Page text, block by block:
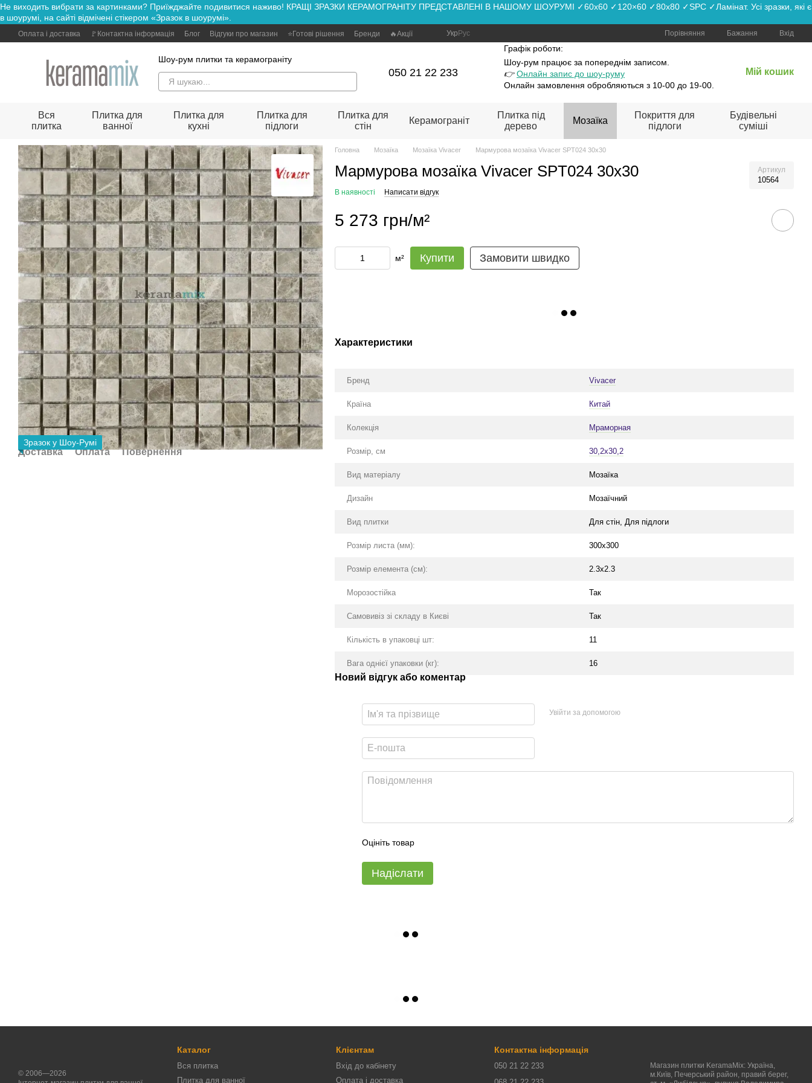
Перейти до основного контенту
Не виходить вибрати за картинками? Приїжджайте подивитися наживо! КРАЩІ ЗРАЗКИ КЕРАМОГРАНІТУ ПРЕДСТАВЛЕНІ В НАШОМУ ШОУРУМІ ✓60x60 ✓120×60 ✓80x80 ✓SPC ✓Ламінат. Усі зразки, які є
в шоурумі, на сайті відмічені стікером «Зразок в шоурумі».
Оплата і доставка 🚩Контактна інформація Блог Відгуки про магазин ⭐Готові рішення Бренди 🔥Акції Укр Рус Порівняння Бажання Вхід
Шоу-рум плитки та керамограніту
050 21 22 233
Графік роботи:
Шоу-рум працюєза попереднім записом.
👉Онлайн запис до шоу-руму
Онлайн замовлення обробляються з 10-00 до 19-00.
Мій кошик
Вся
плитка
Плитка для
ванної
Плитка для
кухні
Плитка для
підлоги
Плитка для
стін
Керамограніт
Плитка під
дерево
Мозаїка
Покриття для
підлоги
Будівельні
суміші
Зразок у Шоу-Румі
Доставка Оплата Повернення
Головна Мозаїка Мозаїка Vivacer Мармурова мозаїка Vivacer SPT024 30x30
Мармурова мозаїка Vivacer SPT024 30x30 Артикул
10564
В наявності Написати відгук
5 273 грн/м²
м² Купити Замовити швидко
Характеристики
Бренд Vivacer
Країна Китай
Колекція Мраморная
Розмір, см 30,2x30,2
Вид матеріалу Мозаїка
Дизайн Мозаїчний
Вид плитки Для стін, Для підлоги
Розмір листа (мм): 300x300
Розмір елемента (см): 2.3x2.3
Морозостійка Так
Самовивіз зі складу в Києві Так
Кількість в упаковці шт: 11
Вага однієї упаковки (кг): 16
Новий відгук або коментар
Увійти за допомогою
Оцініть товар
Надіслати
© 2006—2026
Каталог
Вся плитка
Плитка для ванної
Клієнтам
Вхід до кабінету
Оплата і доставка
Контактна інформація
050 21 22 233
Магазин плитки KeramaMix: Україна,
м.Київ, Печерський район, правий берег,